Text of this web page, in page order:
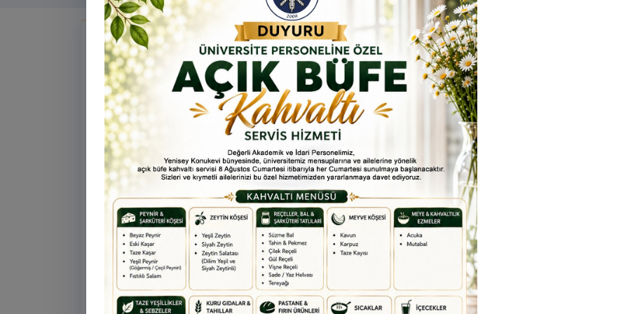
Türkiye Şampiyonası, 30-31
Temmuz 2026 tarihlerinde
Ardahan Üniversitesi Yenisey
Yerleşkesi ev sahipliğinde
tamamlandı.
Duyurular Tümü
Öne çıkan ÖNEMLI ÖĞRENCI
31 Temmuz 2026
Üniversitemize Yeni Kayıt Yaptıracak
Öğrencilerin Dikkatine!
Üniversitemize yeni kayıt yaptıracak
öğrencilerimiz kayıt ve genel bilgi almak için
0478 211 75 75 Dahili: 1913 nolu telefondan
ulaşabilirsiniz.
Öne çıkan BILGILENDIRME PERSONEL
16 Temmuz 2026
Uygulamalı Proje Yazma Eğitimi
Değerli Akademisyenlerimiz, Üniversitemiz
Etkinlikler